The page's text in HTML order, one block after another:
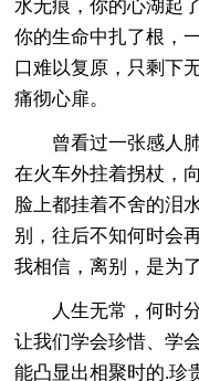
水无痕，你的心湖起
你的生命中扎了根，
口难以复原，只剩下
痛彻心扉。
曾看过一张感人
在火车外拄着拐杖，
脸上都挂着不舍的泪
别，往后不知何时会
我相信，离别，是为
人生无常，何时
让我们学会珍惜、学
能凸显出相聚时的.珍